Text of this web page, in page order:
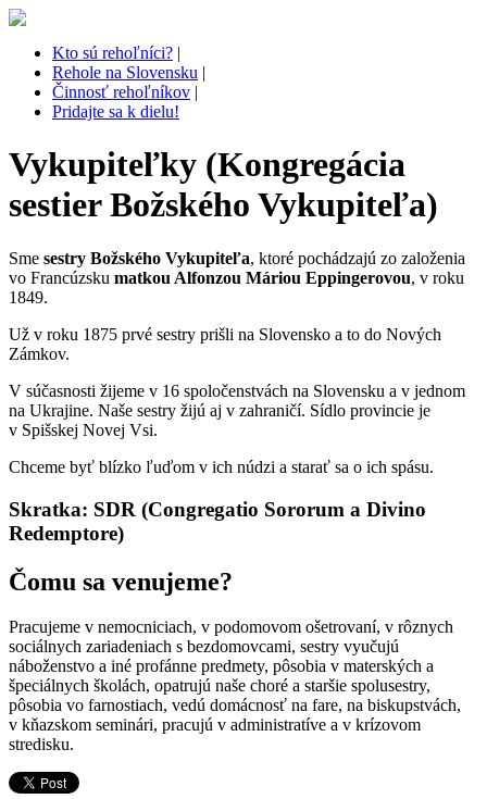
Kto sú rehoľníci? |
Rehole na Slovensku |
Činnosť rehoľníkov |
Pridajte sa k dielu!
Vykupiteľky (Kongregácia
sestier Božského Vykupiteľa)
Sme sestry Božského Vykupiteľa, ktoré pochádzajú zo založenia
vo Francúzsku matkou Alfonzou Máriou Eppingerovou, v roku
1849.
Už v roku 1875 prvé sestry prišli na Slovensko a to do Nových
Zámkov.
V súčasnosti žijeme v 16 spoločenstvách na Slovensku a v jednom
na Ukrajine. Naše sestry žijú aj v zahraničí. Sídlo provincie je
v Spišskej Novej Vsi.
Chceme byť blízko ľuďom v ich núdzi a starať sa o ich spásu.
Skratka: SDR (Congregatio Sororum a Divino
Redemptore)
Čomu sa venujeme?
Pracujeme v nemocniciach, v podomovom ošetrovaní, v rôznych
sociálnych zariadeniach s bezdomovcami, sestry vyučujú
náboženstvo a iné profánne predmety, pôsobia v materských a
špeciálnych školách, opatrujú naše choré a staršie spolusestry,
pôsobia vo farnostiach, vedú domácnosť na fare, na biskupstvách,
v kňazskom seminári, pracujú v administratíve a v krízovom
stredisku.